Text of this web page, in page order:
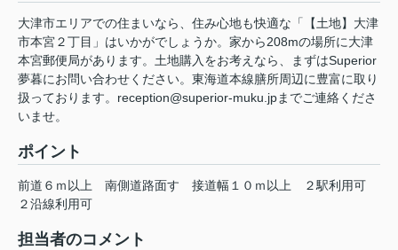
大津市エリアでの住まいなら、住み心地も快適な「【土地】大津
市本宮２丁目」はいかがでしょうか。家から208mの場所に大津
本宮郵便局があります。土地購入をお考えなら、まずはSuperior
夢暮にお問い合わせください。東海道本線膳所周辺に豊富に取り
扱っております。reception@superior-muku.jpまでご連絡くださ
いませ。
ポイント
前道６ｍ以上 南側道路面す 接道幅１０ｍ以上
２駅利用可
２沿線利用可
担当者のコメント